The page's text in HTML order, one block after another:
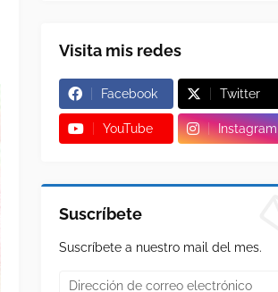
Visita mis redes
Facebook Twitter
YouTube Instagram
Suscríbete
Suscríbete a nuestro mail del mes.